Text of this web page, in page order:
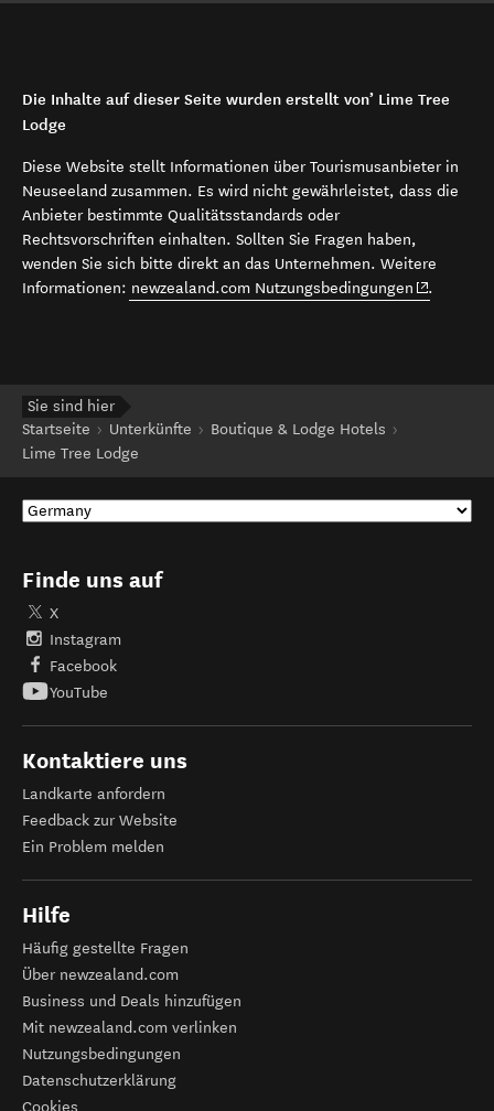
Die Inhalte auf dieser Seite wurden erstellt von’ Lime Tree
Lodge
Diese Website stellt Informationen über Tourismusanbieter in
Neuseeland zusammen. Es wird nicht gewährleistet, dass die
Anbieter bestimmte Qualitätsstandards oder
Rechtsvorschriften einhalten. Sollten Sie Fragen haben,
wenden Sie sich bitte direkt an das Unternehmen. Weitere
Informationen: newzealand.com Nutzungsbedingungen (opens in
.
Sie sind hier
Startseite
Unterkünfte
Boutique & Lodge Hotels
Lime Tree Lodge
Finde uns auf
X
Instagram
Facebook
YouTube
Kontaktiere uns
Landkarte anfordern
Feedback zur Website
Ein Problem melden
Hilfe
Häufig gestellte Fragen
Über newzealand.com
Business und Deals hinzufügen
Mit newzealand.com verlinken
Nutzungsbedingungen
Datenschutzerklärung
Cookies